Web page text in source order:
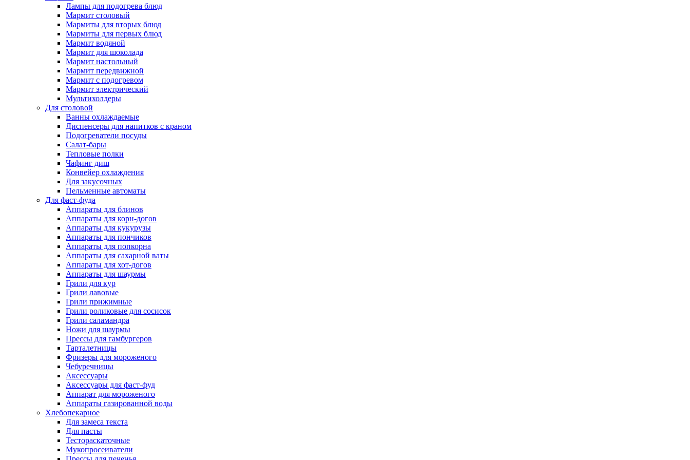
Лампы для подогрева блюд
Мармит столовый
Мармиты для вторых блюд
Мармиты для первых блюд
Мармит водяной
Мармит для шоколада
Мармит настольный
Мармит передвижной
Мармит с подогревом
Мармит электрический
Мультихолдеры
Для столовой
Ванны охлаждаемые
Диспенсеры для напитков с краном
Подогреватели посуды
Салат-бары
Тепловые полки
Чафинг диш
Конвейер охлаждения
Для закусочных
Пельменные автоматы
Для фаст-фуда
Аппараты для блинов
Аппараты для корн-догов
Аппараты для кукурузы
Аппараты для пончиков
Аппараты для попкорна
Аппараты для сахарной ваты
Аппараты для хот-догов
Аппараты для шаурмы
Грили для кур
Грили лавовые
Грили прижимные
Грили роликовые для сосисок
Грили саламандра
Ножи для шаурмы
Прессы для гамбургеров
Тарталетницы
Фризеры для мороженого
Чебуречницы
Аксессуары
Аксессуары для фаст-фуд
Аппарат для мороженого
Аппараты газированной воды
Хлебопекарное
Для замеса текста
Для пасты
Тестораскаточные
Мукопросеиватели